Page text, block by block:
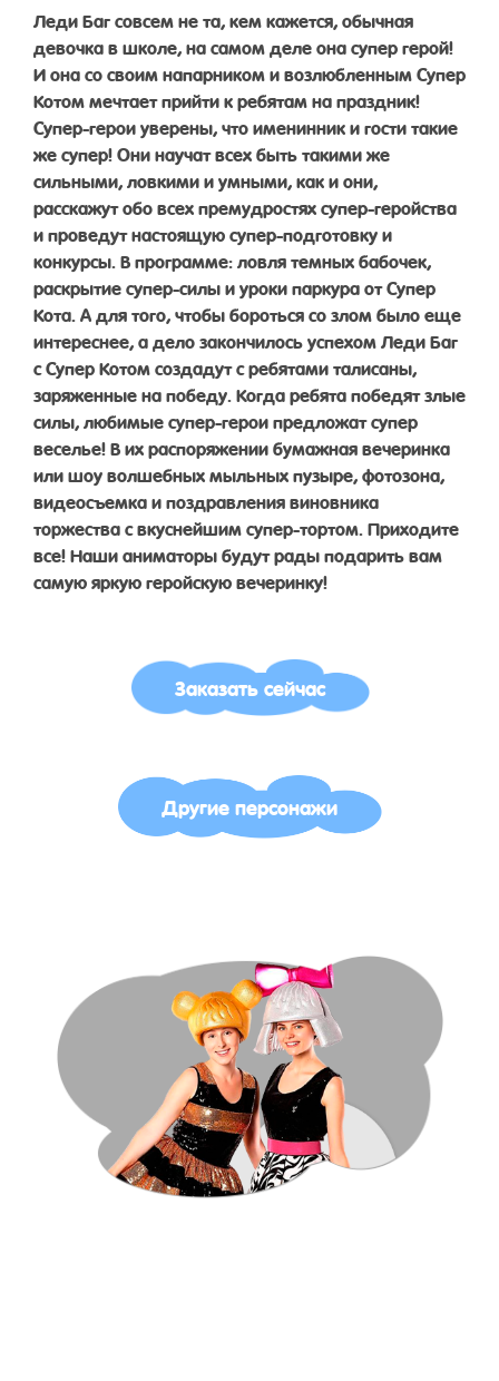
Леди Баг совсем не та, кем кажется, обычная
девочка в школе, на самом деле она супер герой!
И она со своим напарником и возлюбленным Супер
Котом мечтает прийти к ребятам на праздник!
Супер-герои уверены, что именинник и гости такие
же супер! Они научат всех быть такими же
сильными, ловкими и умными, как и они,
расскажут обо всех премудростях супер-геройства
и проведут настоящую супер-подготовку и
конкурсы. В программе: ловля темных бабочек,
раскрытие супер-силы и уроки паркура от Супер
Кота. А для того, чтобы бороться со злом было еще
интереснее, а дело закончилось успехом Леди Баг
с Супер Котом создадут с ребятами талисаны,
заряженные на победу. Когда ребята победят злые
силы, любимые супер-герои предложат супер
веселье! В их распоряжении бумажная вечеринка
или шоу волшебных мыльных пузыре, фотозона,
видеосъемка и поздравления виновника
торжества с вкуснейшим супер-тортом. Приходите
все! Наши аниматоры будут рады подарить вам
самую яркую геройскую вечеринку!
Заказать сейчас
Другие персонажи